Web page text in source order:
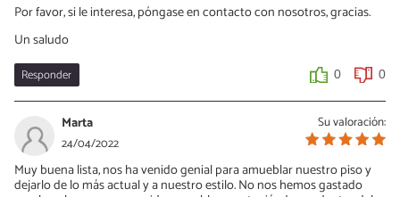
Por favor, si le interesa, póngase en contacto con nosotros, gracias.
Un saludo
Responder 0 0
Su valoración:
Marta
24/04/2022
Muy buena lista, nos ha venido genial para amueblar nuestro piso y
dejarlo de lo más actual y a nuestro estilo. No nos hemos gastado